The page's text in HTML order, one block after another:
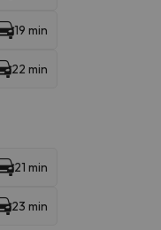
19 min
22 min
21 min
23 min